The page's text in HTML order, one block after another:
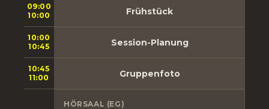
09:00
10:00
Frühstück
10:00
10:45
Session-Planung
10:45
11:00
Gruppenfoto
HÖRSAAL (EG)